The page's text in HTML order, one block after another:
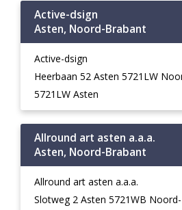
Active-dsign
Asten, Noord-Brabant
Active-dsign
Heerbaan 52 Asten 5721LW
5721LW Asten
Allround art asten a.a.a.
Asten, Noord-Brabant
Allround art asten a.a.a.
Slotweg 2 Asten 5721WB